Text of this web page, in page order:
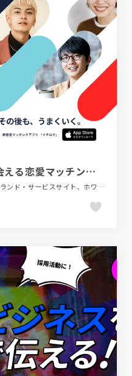
イチロク 16タイプで出会える恋愛マッチングアプリ
サービス紹介、スタイリッシュ、ブランド・サービスサイト、ホワイト系、ポップ